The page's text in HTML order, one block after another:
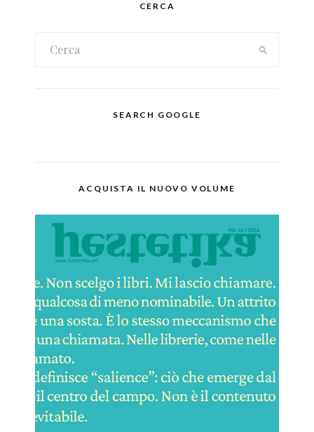
CERCA
SEARCH GOOGLE
ACQUISTA IL NUOVO VOLUME